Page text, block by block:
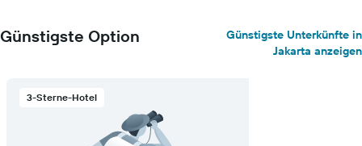
Günstigste Option
Günstigste Unterkünfte in
Jakarta anzeigen
3-Sterne-Hotel